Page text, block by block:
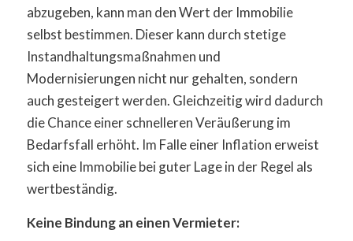
abzugeben, kann man den Wert der Immobilie
selbst bestimmen. Dieser kann durch stetige
Instandhaltungsmaßnahmen und
Modernisierungen nicht nur gehalten, sondern
auch gesteigert werden. Gleichzeitig wird dadurch
die Chance einer schnelleren Veräußerung im
Bedarfsfall erhöht. Im Falle einer Inflation erweist
sich eine Immobilie bei guter Lage in der Regel als
wertbeständig.
Keine Bindung an einen Vermieter: